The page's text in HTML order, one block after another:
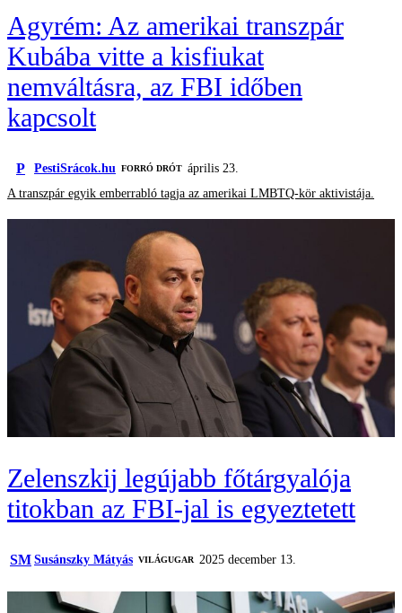
Agyrém: Az amerikai transzpár
Kubába vitte a kisfiukat
nemváltásra, az FBI időben
kapcsolt
P PestiSrácok.hu FORRÓ DRÓT április 23.
A transzpár egyik emberrabló tagja az amerikai LMBTQ-kör aktivistája.
Zelenszkij legújabb főtárgyalója
titokban az FBI-jal is egyeztetett
SM Susánszky Mátyás VILÁGUGAR 2025 december 13.